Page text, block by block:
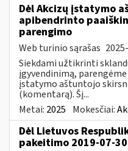
Dėl Akcizų įstatymo
apibendrinto
parengimo
Web turinio sąrašas
Siekdami užtikrinti
įgyvendinimą,
įstatymo aštuntojo
(komentarą). Šį...
Metai: 2025 Mokesčiai:
Dėl Lietuvos
pakeitimo 2019-07-30